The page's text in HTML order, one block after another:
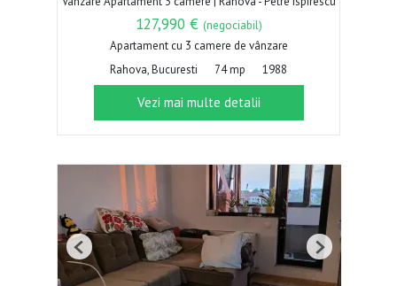
127,990 € (negociabil)
Apartament cu 3 camere de vânzare
Rahova, Bucuresti
74 mp 1988
Vezi mai multe detalii
Previous Next